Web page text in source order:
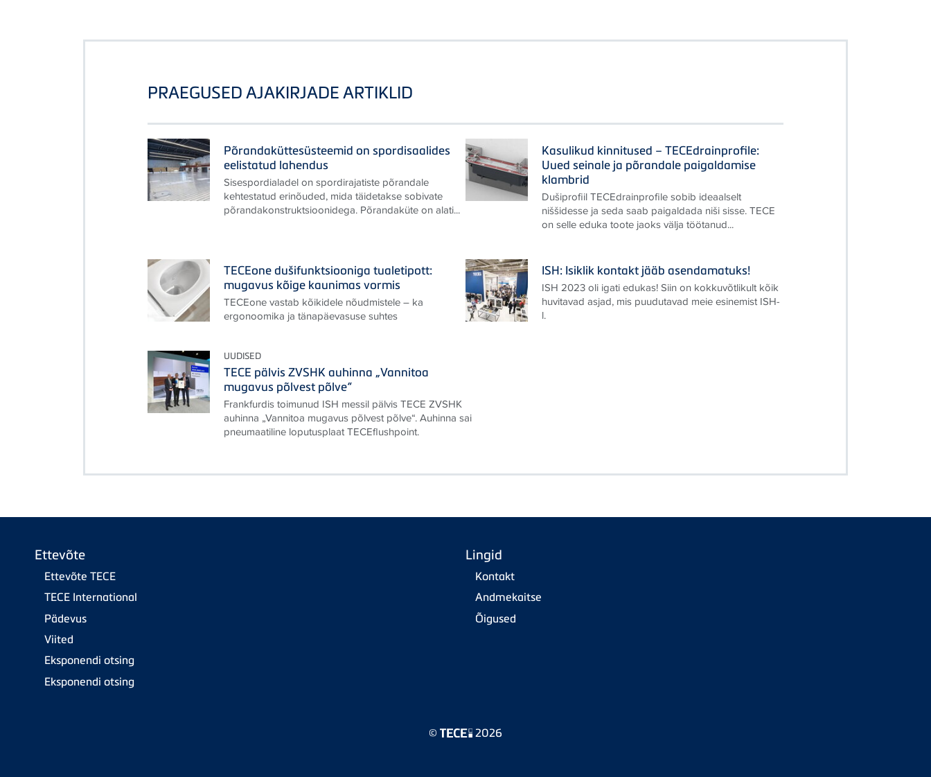
PRAEGUSED AJAKIRJADE ARTIKLID
Põrandaküttesüsteemid on spordisaalides
eelistatud lahendus
Sisespordialadel on spordirajatiste põrandale
kehtestatud erinõuded, mida täidetakse sobivate
põrandakonstruktsioonidega. Põrandaküte on alati...
Kasulikud kinnitused – TECEdrainprofile:
Uued seinale ja põrandale paigaldamise
klambrid
Dušiprofiil TECEdrainprofile sobib ideaalselt
niššidesse ja seda saab paigaldada niši sisse. TECE
on selle eduka toote jaoks välja töötanud...
TECEone dušifunktsiooniga tualetipott:
mugavus kõige kaunimas vormis
TECEone vastab kõikidele nõudmistele – ka
ergonoomika ja tänapäevasuse suhtes
ISH: Isiklik kontakt jääb asendamatuks!
ISH 2023 oli igati edukas! Siin on kokkuvõtlikult kõik
huvitavad asjad, mis puudutavad meie esinemist ISH-
l.
UUDISED
TECE pälvis ZVSHK auhinna „Vannitoa
mugavus põlvest põlve“
Frankfurdis toimunud ISH messil pälvis TECE ZVSHK
auhinna „Vannitoa mugavus põlvest põlve“. Auhinna sai
pneumaatiline loputusplaat TECEflushpoint.
Ettevõte
Ettevõte TECE
TECE International
Pädevus
Viited
Eksponendi otsing
Eksponendi otsing
Lingid
Kontakt
Andmekaitse
Õigused
© 2026